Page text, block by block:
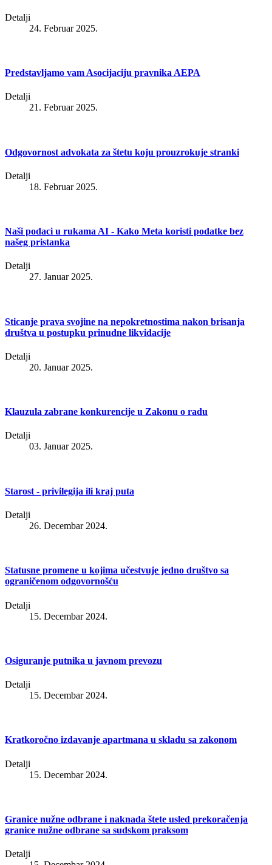
Detalji
24. Februar 2025.
Predstavljamo vam Asocijaciju pravnika AEPA
Detalji
21. Februar 2025.
Odgovornost advokata za štetu koju prouzrokuje stranki
Detalji
18. Februar 2025.
Naši podaci u rukama AI - Kako Meta koristi podatke bez
našeg pristanka
Detalji
27. Januar 2025.
Sticanje prava svojine na nepokretnostima nakon brisanja
društva u postupku prinudne likvidacije
Detalji
20. Januar 2025.
Klauzula zabrane konkurencije u Zakonu o radu
Detalji
03. Januar 2025.
Starost - privilegija ili kraj puta
Detalji
26. Decembar 2024.
Statusne promene u kojima učestvuje jedno društvo sa
ograničenom odgovornošću
Detalji
15. Decembar 2024.
Osiguranje putnika u javnom prevozu
Detalji
15. Decembar 2024.
Kratkoročno izdavanje apartmana u skladu sa zakonom
Detalji
15. Decembar 2024.
Granice nužne odbrane i naknada štete usled prekoračenja
granice nužne odbrane sa sudskom praksom
Detalji